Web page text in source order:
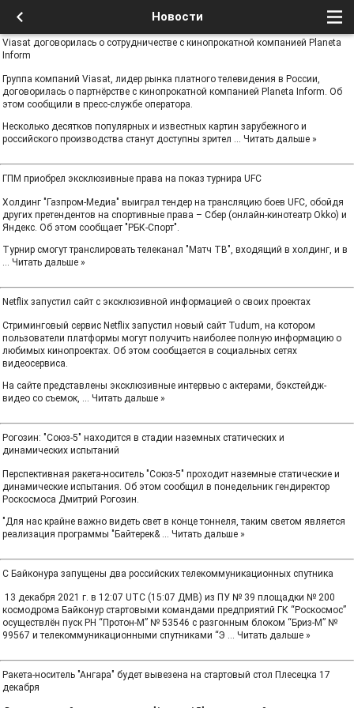
Новости
Viasat договорилась о сотрудничестве с кинопрокатной компанией Planeta
Inform
Группа компаний Viasat, лидер рынка платного телевидения в России,
договорилась о партнёрстве с кинопрокатной компанией Planeta Inform. Об
этом сообщили в пресс-службе оператора.
Несколько десятков популярных и известных картин зарубежного и
российского производства станут доступны зрител ... Читать дальше »
ГПМ приобрел эксклюзивные права на показ турнира UFC
Холдинг "Газпром-Медиа" выиграл тендер на трансляцию боев UFC, обойдя
других претендентов на спортивные права – Сбер (онлайн-кинотеатр Okko) и
Яндекс. Об этом сообщает "РБК-Спорт".
Турнир смогут транслировать телеканал "Матч ТВ", входящий в холдинг, и в
... Читать дальше »
Netflix запустил сайт с эксклюзивной информацией о своих проектах
Стриминговый сервис Netflix запустил новый сайт Tudum, на котором
пользователи платформы могут получить наиболее полную информацию о
любимых кинопроектах. Об этом сообщается в социальных сетях
видеосервиса.
На сайте представлены эксклюзивные интервью с актерами, бэкстейдж-
видео со съемок, ... Читать дальше »
Рогозин: "Союз-5" находится в стадии наземных статических и
динамических испытаний
Перспективная ракета-носитель "Союз-5" проходит наземные статические и
динамические испытания. Об этом сообщил в понедельник гендиректор
Роскосмоса Дмитрий Рогозин.
"Для нас крайне важно видеть свет в конце тоннеля, таким светом является
реализация программы "Байтерек& ... Читать дальше »
С Байконура запущены два российских телекоммуникационных спутника
13 декабря 2021 г. в 12:07 UTC (15:07 ДМВ) из ПУ № 39 площадки № 200
космодрома Байконур стартовыми командами предприятий ГК “Роскосмос”
осуществлён пуск РН “Протон-М” № 53546 с разгонным блоком “Бриз-М” №
99567 и телекоммуникационными спутниками “Э ... Читать дальше »
Ракета-носитель "Ангара" будет вывезена на стартовый стол Плесецка 17
декабря